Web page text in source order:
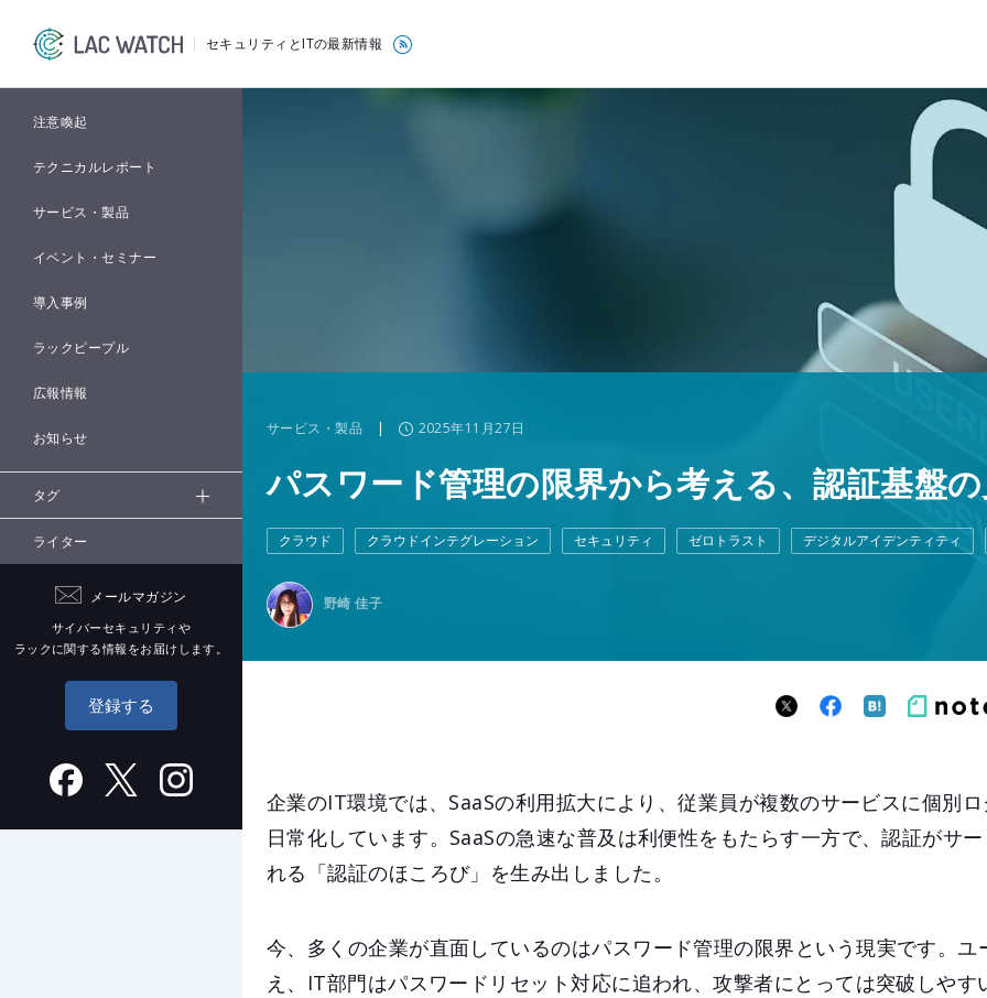
セキュリティとITの最新情報
注意喚起
テクニカルレポート
サービス・製品
イベント・セミナー
導入事例
ラックピープル
広報情報
お知らせ
タグ
ライター
メールマガジン
サイバーセキュリティや
ラックに関する情報をお届けします。
登録する
サービス・製品 | 2025年11月27日
パスワード管理の限界から考える、認証基盤
クラウド クラウドインテグレーション セキュリティ ゼロトラスト デジタルアイデンティティ
野崎 佳子
企業のIT環境では、SaaSの利用拡大により、従業員が複数のサービスに個別
日常化しています。SaaSの急速な普及は利便性をもたらす一方で、認証がサ
れる「認証のほころび」を生み出しました。
今、多くの企業が直面しているのはパスワード管理の限界という現実です。ユ
え、IT部門はパスワードリセット対応に追われ、攻撃者にとっては突破しやす